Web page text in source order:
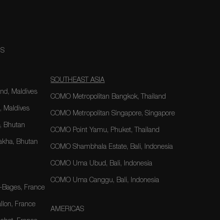
Maldives
Maldives
Bhutan
Bhutan
Bages, France
France
SOUTHEAST ASIA
COMO Metropolitan Bangkok, Thailand
COMO Metropolitan Singapore, Singapore
COMO Point Yamu, Phuket, Thailand
COMO Shambhala Estate, Bali, Indonesia
COMO Uma Ubud, Bali, Indonesia
COMO Uma Canggu, Bali, Indonesia
AMERICAS